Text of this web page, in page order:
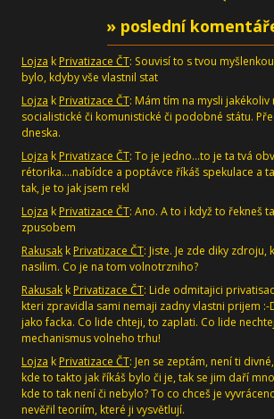
» poslední
Lojza k Privatizace ČT: Souvisí to s tvou
bylo, kdyby vše vlastnil stat
Lojza k Privatizace ČT: Mám tím na mysli jakékoliv
socialistické či komunistické či podobné státu.
dneska.
Lojza k Privatizace ČT: To je jedno...to je ta tvá
rétorika....nabídce a poptávce říkáš spekulace a
tak, je to jak jsem rekl
Lojza k Privatizace ČT: Ano. A to i když to řekneš
zpusobem
Rakusak k Privatizace ČT: Jiste. Je zde diky zdroju,
nasilim. Co je na tom volnotrzniho?
Rakusak k Privatizace ČT: Lide odmitajici
kteri zpravidla sami nemaji zadny vlastni prijem :-
jako facka. Co lide chteji, to zaplati. Co lide
mechanismus volneho trhu!
Lojza k Privatizace ČT: Jen se zeptám, není ti
kde to takto jak říkáš bylo či je, tak se jim daří
kde to tak není či nebylo? To co chceš je
nevěřil teoriím, které ji vysvětlují.